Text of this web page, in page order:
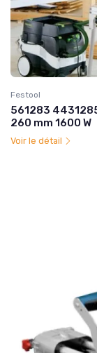
Festool
561283
260 mm 1600 W
Voir le détail